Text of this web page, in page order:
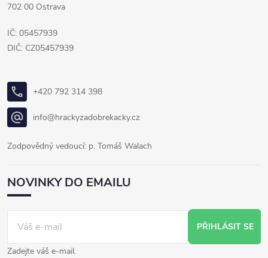
702 00 Ostrava
IČ: 05457939
DIČ: CZ05457939
+420 792 314 398
info@hrackyzadobrekacky.cz
Zodpovědný vedoucí: p. Tomáš Walach
NOVINKY DO EMAILU
PŘIHLÁSIT SE
Zadejte váš e-mail.